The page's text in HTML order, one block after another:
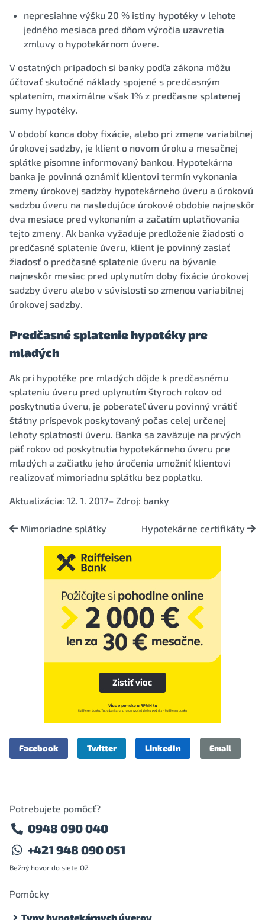
nepresiahne výšku 20 % istiny hypotéky v lehote
jedného mesiaca pred dňom výročia uzavretia
zmluvy o hypotekárnom úvere.
V ostatných prípadoch si banky podľa zákona môžu
účtovať skutočné náklady spojené s predčasným
splatením, maximálne však 1% z predčasne splatenej
sumy hypotéky.
V období konca doby fixácie, alebo pri zmene variabilnej
úrokovej sadzby, je klient o novom úroku a mesačnej
splátke písomne informovaný bankou. Hypotekárna
banka je povinná oznámiť klientovi termín vykonania
zmeny úrokovej sadzby hypotekárneho úveru a úrokovú
sadzbu úveru na nasledujúce úrokové obdobie najneskôr
dva mesiace pred vykonaním a začatím uplatňovania
tejto zmeny. Ak banka vyžaduje predloženie žiadosti o
predčasné splatenie úveru, klient je povinný zaslať
žiadosť o predčasné splatenie úveru na bývanie
najneskôr mesiac pred uplynutím doby fixácie úrokovej
sadzby úveru alebo v súvislosti so zmenou variabilnej
úrokovej sadzby.
Predčasné splatenie hypotéky pre
mladých
Ak pri hypotéke pre mladých dôjde k predčasnému
splateniu úveru pred uplynutím štyroch rokov od
poskytnutia úveru, je poberateľ úveru povinný vrátiť
štátny príspevok poskytovaný počas celej určenej
lehoty splatnosti úveru. Banka sa zaväzuje na prvých
päť rokov od poskytnutia hypotekárneho úveru pre
mladých a začiatku jeho úročenia umožniť klientovi
realizovať mimoriadnu splátku bez poplatku.
Aktualizácia: 12. 1. 2017– Zdroj: banky
Mimoriadne splátky Hypotekárne certifikáty
Facebook Twitter LinkedIn Email
Potrebujete pomôcť?
0948 090 040
+421 948 090 051
Bežný hovor do siete O2
Pomôcky
Typy hypotekárnych úverov